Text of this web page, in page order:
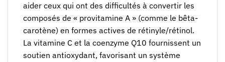
aider ceux qui ont des difficultés à convertir les
composés de « provitamine A » (comme le bêta-
carotène) en formes actives de rétinyle/rétinol.
La vitamine C et la coenzyme Q10 fournissent un
soutien antioxydant, favorisant un système